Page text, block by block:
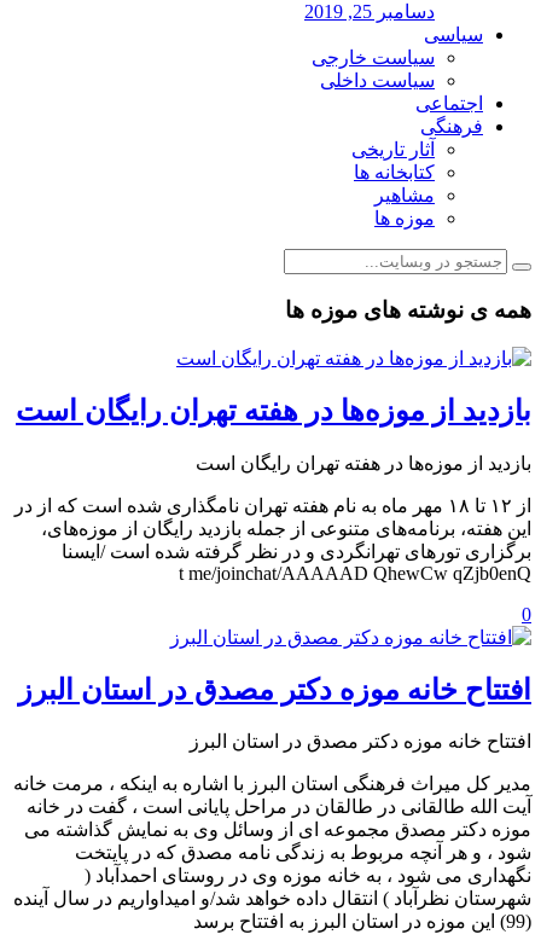
دسامبر 25, 2019
سیاسی
سیاست خارجی
سیاست داخلی
اجتماعی
فرهنگی
آثار تاریخی
کتابخانه ها
مشاهیر
موزه ها
همه ی نوشته های موزه ها
بازدید از موزه‌ها در هفته تهران رایگان است
بازدید از موزه‌ها در هفته تهران رایگان است
از ۱۲ تا ۱۸ مهر ماه به نام هفته تهران نامگذاری شده است که از در
این هفته‌، برنامه‌های متنوعی از جمله بازدید رایگان از موزه‌های،
برگزاری تورهای تهرانگردی و در نظر گرفته شده است /ایسنا
t me/joinchat/AAAAAD QhewCw qZjb0enQ
0
افتتاح خانه موزه دکتر مصدق در استان البرز
افتتاح خانه موزه دکتر مصدق در استان البرز
مدیر کل میراث فرهنگی استان البرز با اشاره به اینکه ، مرمت خانه
آیت الله طالقانی در طالقان در مراحل پایانی است ، گفت در خانه
موزه دکتر مصدق مجموعه ای از وسائل وی به نمایش گذاشته می
شود ، و هر آنچه مربوط به زندگی نامه مصدق که در پایتخت
نگهداری می شود ، به خانه موزه وی در روستای احمدآباد (
شهرستان نظرآباد ) انتقال داده خواهد شد/و امیداواریم در سال آینده
(99) این موزه در استان البرز به افتتاح برسد